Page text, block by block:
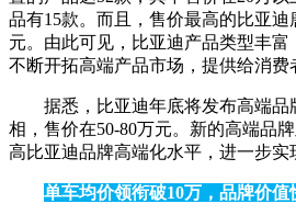
品有15款。而且，售价最高的比亚
元。由此可见，比亚迪产品类型丰
不断开拓高端产品市场，提供给消费
据悉，比亚迪年底将发布高端
相，售价在50-80万元。新的高端品
高比亚迪品牌高端化水平，进一步实
单车均价领衔破10万，品牌价值